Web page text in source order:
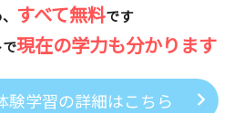
すべて無料です
現在の学力も分かります
験学習の詳細はこちら